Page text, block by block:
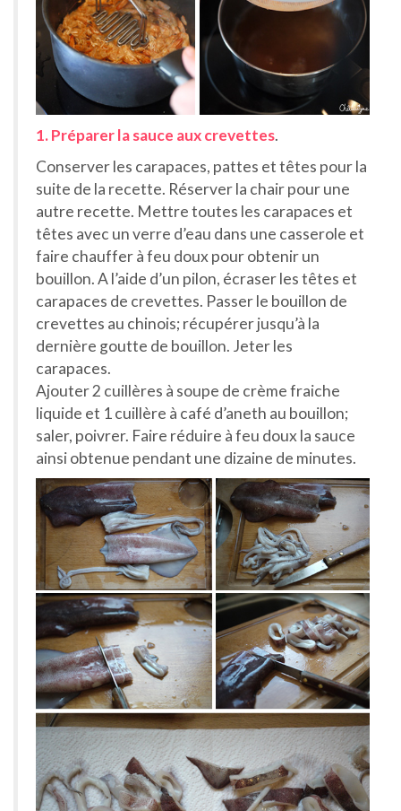
1. Préparer la sauce aux crevettes.
Conserver les carapaces, pattes et têtes pour la
suite de la recette. Réserver la chair pour une
autre recette. Mettre toutes les carapaces et
têtes avec un verre d’eau dans une casserole et
faire chauffer à feu doux pour obtenir un
bouillon. A l’aide d’un pilon, écraser les têtes et
carapaces de crevettes. Passer le bouillon de
crevettes au chinois; récupérer jusqu’à la
dernière goutte de bouillon. Jeter les
carapaces.
Ajouter 2 cuillères à soupe de crème fraiche
liquide et 1 cuillère à café d’aneth au bouillon;
saler, poivrer. Faire réduire à feu doux la sauce
ainsi obtenue pendant une dizaine de minutes.